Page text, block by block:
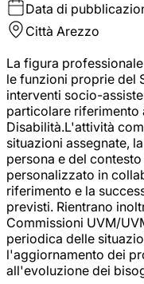
Data di
Città Arezzo
La figura
le funzioni proprie del
interventi socio-
particolare riferimento
Disabilità.L'attività
situazioni assegnate,
persona e del
personalizzato in
riferimento e la
previsti. Rientrano
Commissioni UVM/
periodica delle
l'aggiornamento dei
all'evoluzione dei